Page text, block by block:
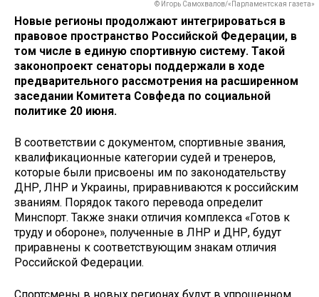
© Игорь Самохвалов/«Парламентская газета»
Новые регионы продолжают интегрироваться в
правовое пространство Российской Федерации, в
том числе в единую спортивную систему. Такой
законопроект сенаторы поддержали в ходе
предварительного рассмотрения на расширенном
заседании Комитета Совфеда по социальной
политике 20 июня.
В соответствии с документом, спортивные звания,
квалификационные категории судей и тренеров,
которые были присвоены им по законодательству
ДНР, ЛНР и Украины, приравниваются к российским
званиям. Порядок такого перевода определит
Минспорт. Также знаки отличия комплекса «Готов к
труду и обороне», полученные в ЛНР и ДНР, будут
приравнены к соответствующим знакам отличия
Российской Федерации.